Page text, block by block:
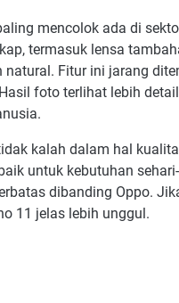
mencolok ada di
termasuk lensa
natural. Fitur ini jarang
foto terlihat lebih
kalah dalam hal
untuk kebutuhan
dibanding Oppo.
11 jelas lebih unggul.